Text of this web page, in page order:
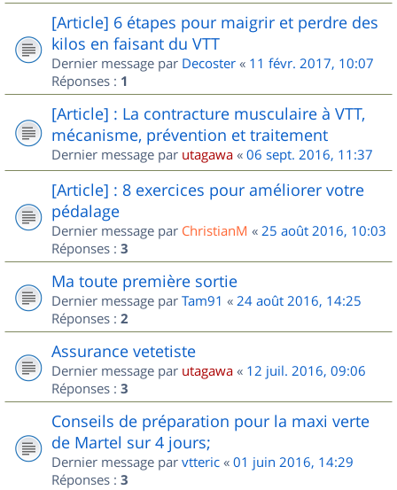
[Article] 6 étapes pour maigrir et perdre des
kilos en faisant du VTT
Dernier message par Decoster « 11 févr. 2017, 10:07
Réponses : 1
[Article] : La contracture musculaire à VTT,
mécanisme, prévention et traitement
Dernier message par utagawa « 06 sept. 2016, 11:37
[Article] : 8 exercices pour améliorer votre
pédalage
Dernier message par ChristianM « 25 août 2016, 10:03
Réponses : 3
Ma toute première sortie
Dernier message par Tam91 « 24 août 2016, 14:25
Réponses : 2
Assurance vetetiste
Dernier message par utagawa « 12 juil. 2016, 09:06
Réponses : 3
Conseils de préparation pour la maxi verte
de Martel sur 4 jours;
Dernier message par vtteric « 01 juin 2016, 14:29
Réponses : 3